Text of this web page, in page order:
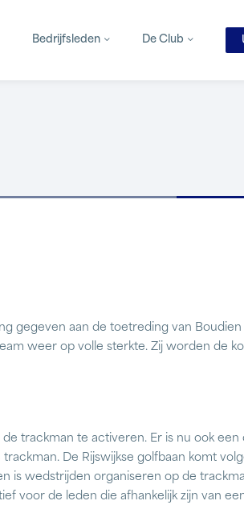
Bedrijfsleden De Club
gegeven aan de toetreding van Boudien
weer op volle sterkte. Zij worden de
trackman te activeren. Er is nu ook
De Rijswijkse golfbaan komt
is wedstrijden organiseren op de
voor de leden die afhankelijk zijn van